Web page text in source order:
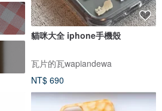
貓咪大全 iphone手機殼
瓦片的瓦wapiandewa
NT$ 690